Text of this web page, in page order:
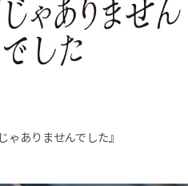
ゃありませんでした』